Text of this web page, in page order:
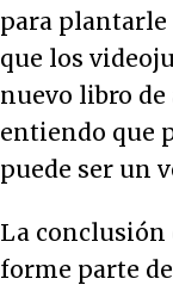
para plantarle
que los
nuevo libro
entiendo que
puede ser un
La conclusión
forme parte